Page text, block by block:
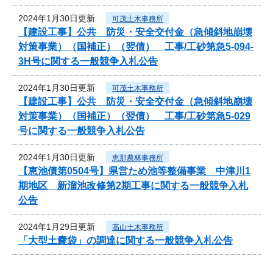
2024年1月30日更新 可茂土木事務所
【建設工事】公共 防災・安全交付金（急傾斜地崩壊
対策事業）（国補正）（翌債） 工事/工砂第急5-094-
3H号に関する一般競争入札公告
2024年1月30日更新 可茂土木事務所
【建設工事】公共 防災・安全交付金（急傾斜地崩壊
対策事業）（国補正）（翌債） 工事/工砂第急5-029
号に関する一般競争入札公告
2024年1月30日更新 恵那農林事務所
【恵池債第0504号】県営ため池等整備事業 中津川1
期地区 新溜池改修第2期工事に関する一般競争入札
公告
2024年1月29日更新 高山土木事務所
「大型土嚢袋」の調達に関する一般競争入札公告